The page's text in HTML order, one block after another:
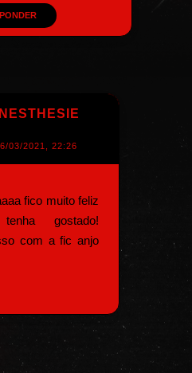
03/2021, 22:26
fico muito feliz
gostado!
com a fic anjo